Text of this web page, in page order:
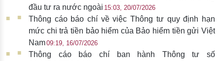
đầu tư ra nước ngoài 15:03, 20/07/2026
Thông cáo báo chí về việc Thông tư quy định hạn
mức chi trả tiền bảo hiểm của Bảo hiểm tiền gửi Việt
Nam09:19, 16/07/2026
Thông cáo báo chí ban hành Thông tư số